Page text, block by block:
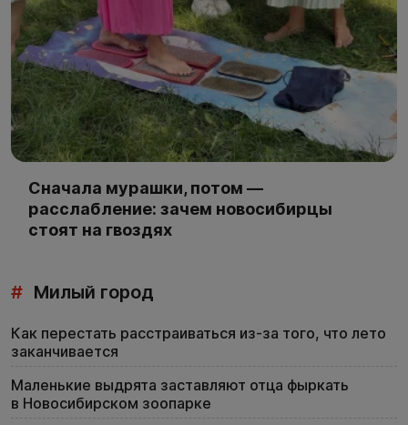
Сначала мурашки, потом —
расслабление: зачем новосибирцы
стоят на гвоздях
# Милый город
Как перестать расстраиваться из-за того, что лето
заканчивается
Маленькие выдрята заставляют отца фыркать
в Новосибирском зоопарке